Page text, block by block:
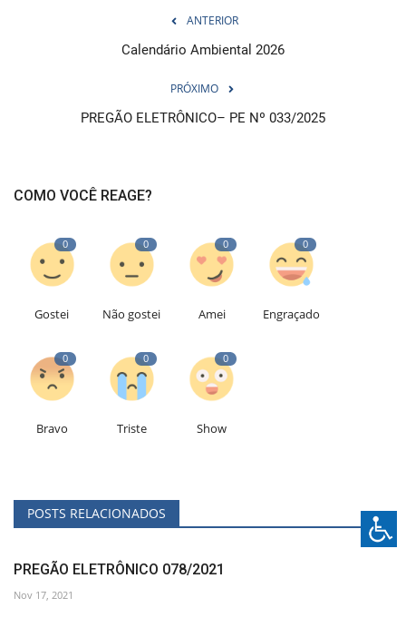
ANTERIOR
Calendário Ambiental 2026
PRÓXIMO
PREGÃO ELETRÔNICO– PE Nº 033/2025
COMO VOCÊ REAGE?
0
Gostei
0
Não gostei
0
Amei
0
Engraçado
0
Bravo
0
Triste
0
Show
POSTS RELACIONADOS
PREGÃO ELETRÔNICO 078/2021
Nov 17, 2021